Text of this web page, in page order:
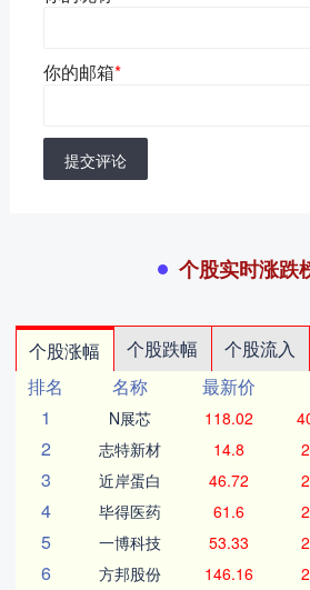
你的邮箱*
提交评论
个股实时涨跌
个股涨幅 个股跌幅 个股流入
排名
名称 最新价
1
N展芯 118.02
2 志特新材 14.8
3 近岸蛋白 46.72
4 毕得医药 61.6
5 一博科技 53.33
6 方邦股份 146.16